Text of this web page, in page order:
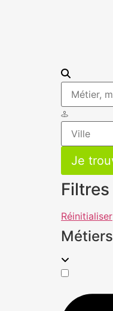
Filtres
Réinitialiser
Métiers